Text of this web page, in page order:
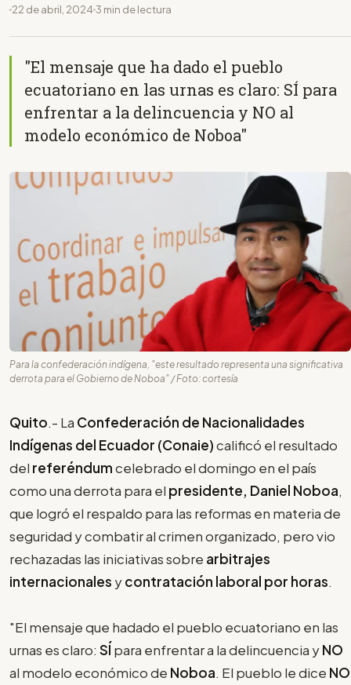
22 de abril, 2024 3 min de lectura
"El mensaje que ha dado el pueblo
ecuatoriano en las urnas es claro: SÍ para
enfrentar a la delincuencia y NO al
modelo económico de Noboa"
Para la confederación indígena, "este resultado representa una significativa
derrota para el Gobierno de Noboa" / Foto: cortesía
Quito.- La Confederación de Nacionalidades
Indígenas del Ecuador (Conaie)calificó el resultado
del referéndumcelebrado el domingo en el país
como una derrota para el presidente, Daniel Noboa,
que logró el respaldo para las reformas en materia de
seguridad y combatir al crimen organizado, pero vio
rechazadas las iniciativas sobre arbitrajes
internacionales ycontratación laboral por horas.
"El mensaje que hadado el pueblo ecuatoriano en las
urnas es claro: SÍpara enfrentar a la delincuencia yNO
al modelo económico de Noboa. El pueblo le dice NO